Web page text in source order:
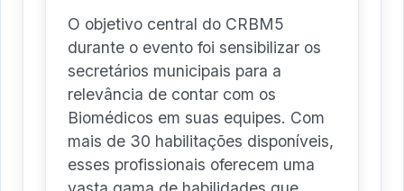
O objetivo central do CRBM5
durante o evento foi sensibilizar os
secretários municipais para a
relevância de contar com os
Biomédicos em suas equipes. Com
mais de 30 habilitações disponíveis,
esses profissionais oferecem uma